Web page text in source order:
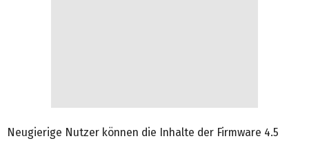
Neugierige Nutzer können die Inhalte der Firmware 4.5